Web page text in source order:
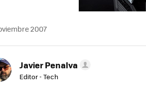
2007
Javier Penalva
Editor - Tech